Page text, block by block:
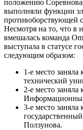
положению
выполняли функции
противоборствующей
Несмотря на то, что в
вмешалась команда
выступала в статусе
следующим образом:
1-е место
технический
2-е место
3-е место
Ползунова.